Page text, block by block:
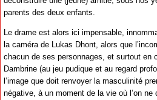
parents des deux enfants.
Le drame est alors ici impensable,
la caméra de Lukas Dhont, alors que
chacun de ses personnages, et surtout en
Dambrine (au jeu pudique et au regard
l’image que doit renvoyer la masculinité
négative, à un moment de la vie où l’on